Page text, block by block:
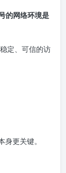
的网络环境是
定、可信的访
更关键。